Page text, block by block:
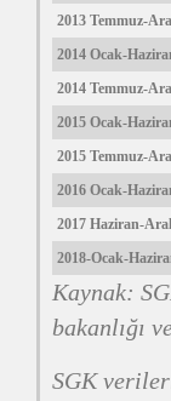
2013 Temmuz-
2014 Ocak-
2014 Temmuz-
2015 Ocak-
2015 Temmuz-
2016 Ocak-
2017 Haziran-
2018-Ocak-
Kaynak:
bakanlığı
SGK